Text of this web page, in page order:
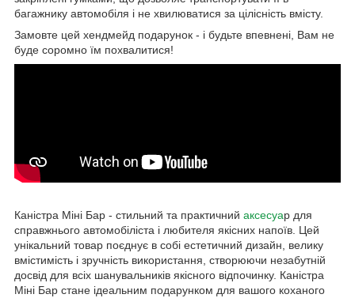
багажнику автомобіля і не хвилюватися за цілісність вмісту.
Замовте цей хендмейд подарунок - і будьте впевнені, Вам не
буде соромно їм похвалитися!
Каністра Міні Бар - стильний та практичний аксесуар для
справжнього автомобіліста і любителя якісних напоїв. Цей
унікальний товар поєднує в собі естетичний дизайн, велику
вмістимість і зручність використання, створюючи незабутній
досвід для всіх шанувальників якісного відпочинку. Каністра
Міні Бар стане ідеальним подарунком для вашого коханого